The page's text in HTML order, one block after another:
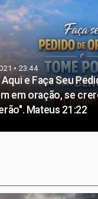
• 23:44
e Faça Seu
em oração, se
Mateus 21:22